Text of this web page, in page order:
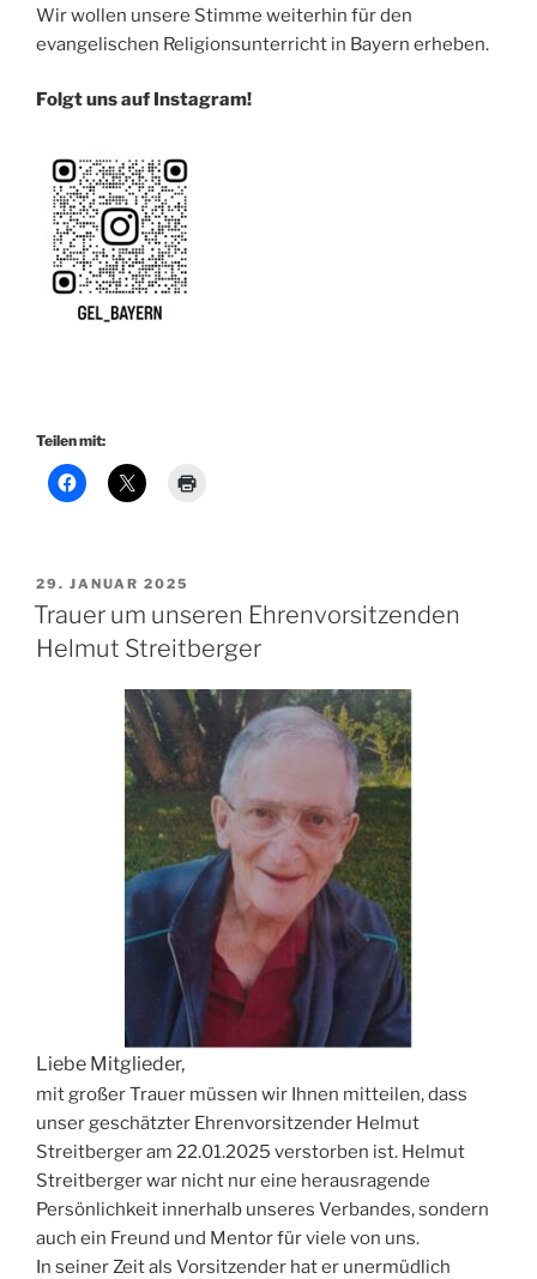
Wir wollen unsere Stimme weiterhin für den
evangelischen Religionsunterricht in Bayern erheben.
Folgt uns auf Instagram!
Teilen mit:
VERÖFFENTLICHT
AM
29. JANUAR 2025
Trauer um unseren Ehrenvorsitzenden
Helmut Streitberger
Liebe Mitglieder,
mit großer Trauer müssen wir Ihnen mitteilen, dass
unser geschätzter Ehrenvorsitzender Helmut
Streitberger am 22.01.2025 verstorben ist. Helmut
Streitberger war nicht nur eine herausragende
Persönlichkeit innerhalb unseres Verbandes, sondern
auch ein Freund und Mentor für viele von uns.
In seiner Zeit als Vorsitzender hat er unermüdlich